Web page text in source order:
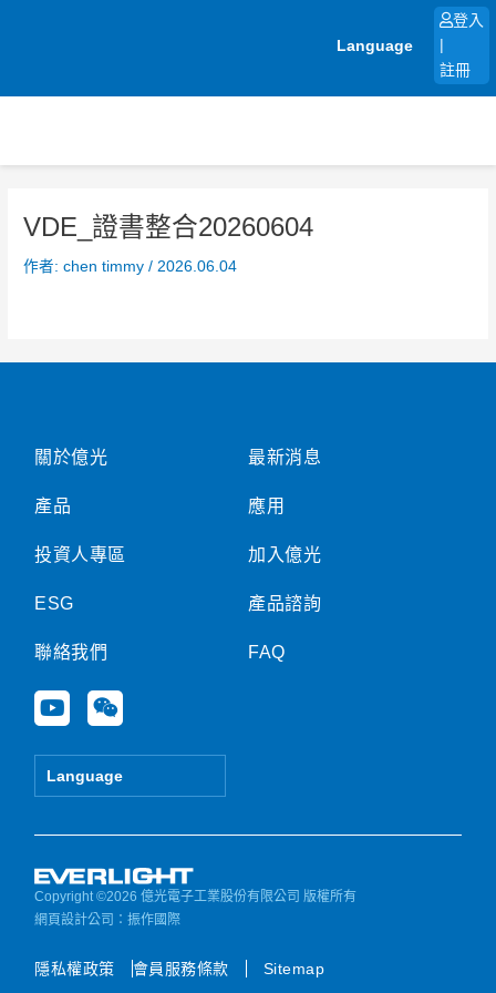
Language
登入
註冊
VDE_證書整合20260604
作者:chen timmy/ 2026.06.04
關於億光
產品
投資人專區
ESG
聯絡我們
Y
o
u
e
W
e
i
Language
最新消息
應用
加入億光
產品諮詢
FAQ
Copyright ©2026 億光電子工業股份有限公司 版權所有
網頁設計公司 ：振作國際
隱私權政策 會員服務條款 Sitemap